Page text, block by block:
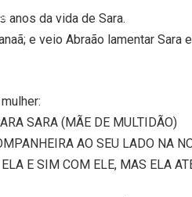
anos da vida de Sara.
e veio Abraão lamentar Sara
SARA (MÃE DE MULTIDÃO)
AO SEU LADO NA
E SIM COM ELE, MAS ELA